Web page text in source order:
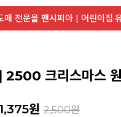
매 전문몰 팬시피아 | 어린이집·
2500 크리스마스
1,375원 2,500원